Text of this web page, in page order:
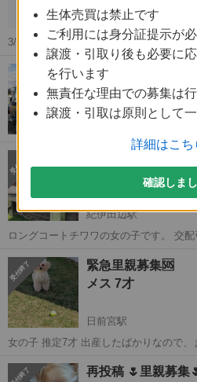
日高郡
3/15生まれ タイニー予想の男の子です 血統書はお付けしません ワク
チン１回・マイクロチップ代のみ ご負担お願いし
和歌山 日高郡 トイプードル
【未経験OK🚚】月
ー募集
完全週休2日で安定転職
メス 3才6ヶ月
紀伊田辺駅
ロングコートチワワの女の子です。 交
◆性格 穏やかで人懐っこい性格です。
ん坊な一面もあります。 ◆特徴...
和歌山 田辺市 紀伊田辺駅
緊急里親募集🆘
メス 7才
日前宮駅
女の子 推定7才 出産したばかりなので、まだ避妊手術は出来ません ビ
飼育出来る方のみ。 譲渡後も連絡可能
和歌山 和歌山市 日前宮駅 プー
再投稿 🌷里親募集
生体売買は禁止です
ご利用には身分証提示が
譲渡・引取り後も必要に
を行います
無責任な理由での募集は
譲渡・引取は原則として
詳細はこち
確認しま